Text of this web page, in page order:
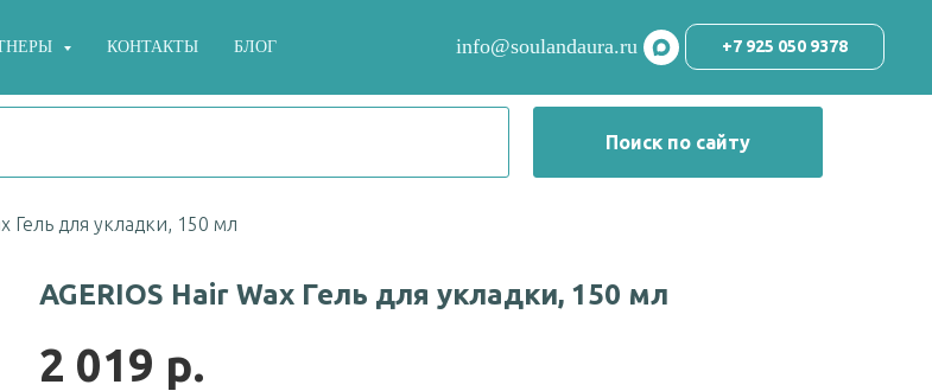
КОНТАКТЫ БЛОГ info@soulandaura.ru +7 925 050 9378
Поиск по сайту
Гель для укладки, 150 мл
AGERIOS Hair Wax Гель для укладки, 150 мл
2 019 р.